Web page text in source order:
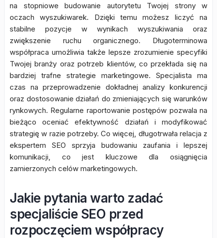
na stopniowe budowanie autorytetu Twojej strony w
oczach wyszukiwarek. Dzięki temu możesz liczyć na
stabilne pozycje w wynikach wyszukiwania oraz
zwiększenie ruchu organicznego. Długoterminowa
współpraca umożliwia także lepsze zrozumienie specyfiki
Twojej branży oraz potrzeb klientów, co przekłada się na
bardziej trafne strategie marketingowe. Specjalista ma
czas na przeprowadzenie dokładnej analizy konkurencji
oraz dostosowanie działań do zmieniających się warunków
rynkowych. Regularne raportowanie postępów pozwala na
bieżąco oceniać efektywność działań i modyfikować
strategię w razie potrzeby. Co więcej, długotrwała relacja z
ekspertem SEO sprzyja budowaniu zaufania i lepszej
komunikacji, co jest kluczowe dla osiągnięcia
zamierzonych celów marketingowych.
Jakie pytania warto zadać
specjaliście SEO przed
rozpoczęciem współpracy